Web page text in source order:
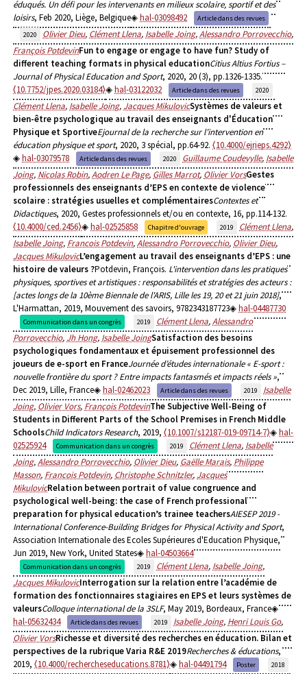
éduqués. Un défi pour les intervenants en milieux scolaire, sportif et des
loisirs, Feb 2020, Liège, Belgique hal-03098492
Article dans des revues
2020
Olivier Dieu, Clément Llena, Isabelle Joing,Alessandro Porrovecchio,
François PotdevinFun to engage or engage to have fun? Study of
different teaching formats in physical educationCitius Altius Fortius –
Journal of Physical Education and Sport, 2020, 20 (3), pp.1326-1335.
⟨10.7752/jpes.2020.03184⟩
hal-03122032 Article dans des revues 2020
Clément Llena, Isabelle Joing, Jacques MikulovicSystèmes de valeurs et
bien-être psychologique au travail des enseignants d'Éducation
Physique et SportiveEjournal de la recherche sur l’intervention en
éducation physique et sport, 2020, 3 spécial, pp.64-92. ⟨10.4000/ejrieps.4292⟩
hal-03079578
Article dans des revues 2020 Guillaume Coudevylle, Isabelle
Joing, Nicolas Robin,Aodren Le Page, Gilles Marrot, Olivier VorsGestes
professionnels des enseignants d’EPS en contexte de violence
scolaire : stratégies usuelles et complémentairesContextes et
Didactiques, 2020, Gestes professionnels et/ou en contexte, 16, pp.114-132.
⟨10.4000/ced.2456⟩
hal-02525858 Chapitre d'ouvrage 2019 Clément Llena,
Isabelle Joing, Francois Potdevin,Alessandro Porrovecchio, Olivier Dieu,
Jacques MikulovicL’engagement au travail des enseignants d’EPS : une
histoire de valeurs ?Potdevin, François. L'intervention dans les pratiques
physiques, sportives et artistiques : responsabilités et stratégies des acteurs :
[actes longs de la 10ème Biennale de l'ARIS, Lille les 19, 20 et 21 juin 2018],
L'Harmattan, 2019, Mouvement des savoirs, 9782343187723
hal-04487730
Communication dans un congrès 2019 Clément Llena,Alessandro
Porrovecchio, Jh Hong, Isabelle JoingSatisfaction des besoins
psychologiques fondamentaux et épuisement professionnel des
joueurs de e-sport en FranceJournée d’études internationale « E-sport :
nouvelle frontière du sport ? Entre impacts fantasmés et impacts réels »,
Dec 2019, Lille, France
hal-02462023 Article dans des revues 2019
Isabelle
Joing, Olivier Vors, François PotdevinThe Subjective Well-Being of
Students in Different Parts of the School Premises in French Middle
SchoolsChild Indicators Research, 2019, ⟨10.1007/s12187-019-09714-7⟩
hal-
02525924
Communication dans un congrès 2019 Clément Llena, Isabelle
Joing,Alessandro Porrovecchio, Olivier Dieu, Gaëlle Marais, Philippe
Masson, Francois Potdevin, Christophe Schnitzler, Jacques
MikulovicRelation between portrait of value congruence and
psychological well-being: the case of French professional
preparation for physical education’s trainee teachersAIESEP 2019 -
International Conference-Building Bridges for Physical Activity and Sport,
Association Internationale des Ecoles Supérieures d'Education Physique,
Jun 2019, New York, United States
hal-04503664
Communication dans un congrès 2019 Clément Llena, Isabelle Joing,
Jacques MikulovicInterrogation sur la relation entre l’académie de
formation des fonctionnaires stagiaires en EPS et leurs systèmes de
valeursColloque international de la 3SLF, May 2019, Bordeaux, France
hal-05632434
Article dans des revues 2019 Isabelle Joing, Henri Louis Go,
Olivier VorsRichesse et diversité des recherches en éducation. Bilan et
perspectives de la rubrique Varia R&E 2019Recherches & éducations,
2019, ⟨10.4000/rechercheseducations.8781⟩ hal-04491794 Poster 2018